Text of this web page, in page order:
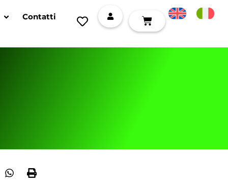
Contatti